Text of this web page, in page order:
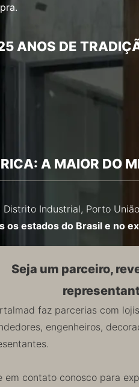
ANOS DE
A MAIOR DO
Industrial, Porto
os estados do Brasil e no
Seja um parceiro,
faz parcerias com
engenheiros,
em contato conosco para